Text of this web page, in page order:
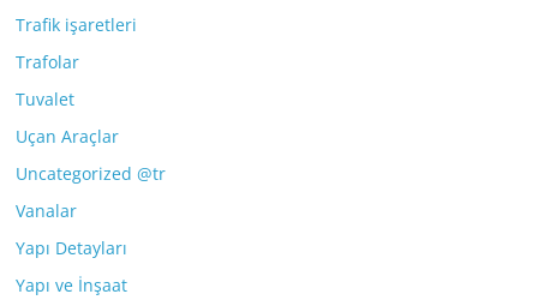
Trafik işaretleri
Trafolar
Tuvalet
Uçan Araçlar
Uncategorized @tr
Vanalar
Yapı Detayları
Yapı ve İnşaat